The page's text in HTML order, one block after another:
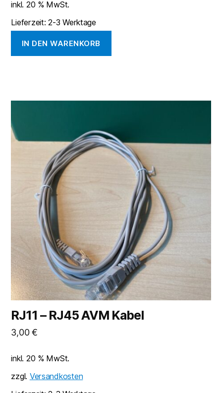
inkl. 20 % MwSt.
Lieferzeit:2-3 Werktage
IN DEN WARENKORB
RJ11 – RJ45 AVM Kabel
3,00€
inkl. 20 % MwSt.
zzgl. Versandkosten